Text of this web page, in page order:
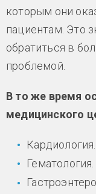
которым они
пациентам. Это
обратиться в
проблемой.
В то же время
медицинского
Кардиология.
Гематология.